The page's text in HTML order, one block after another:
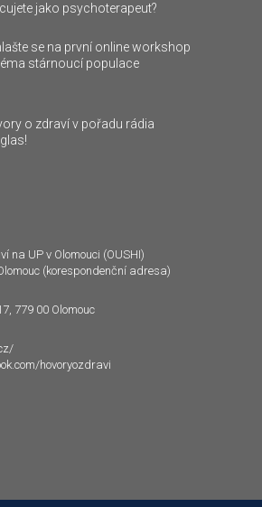
jako psychoterapeut?
se na první online workshop
stárnoucí populace
o zdraví v pořadu rádia
na UP v Olomouci (OUSHI)
(korespondenční adresa)
779 00 Olomouc
hovoryozdravi